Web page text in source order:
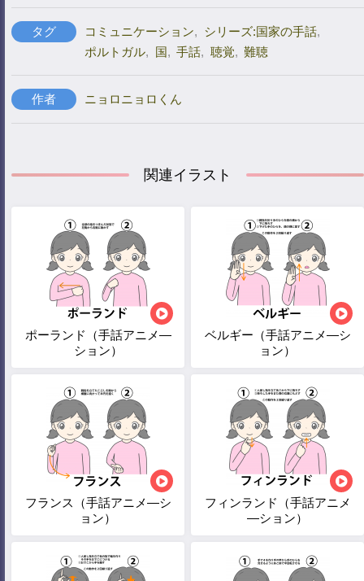
タグ コミュニケーション, シリーズ:国家の手話,
ポルトガル, 国, 手話, 聴覚, 難聴
作者 ニョロニョロくん
関連イラスト
ポーランド（手話アニメ―
ション）
ベルギー（手話アニメ―シ
ョン）
フランス（手話アニメ―シ
ョン）
フィンランド（手話アニメ
―ション）